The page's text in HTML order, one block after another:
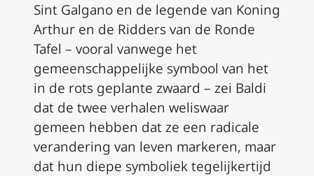
Sint Galgano en de legende van Koning
Arthur en de Ridders van de Ronde
Tafel – vooral vanwege het
gemeenschappelijke symbool van het
in de rots geplante zwaard – zei Baldi
dat de twee verhalen weliswaar
gemeen hebben dat ze een radicale
verandering van leven markeren, maar
dat hun diepe symboliek tegelijkertijd